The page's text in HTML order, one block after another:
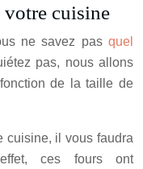
cuisine
ne savez pas quel
pas, nous allons
de la taille de
cuisine, il vous faudra
ces fours ont